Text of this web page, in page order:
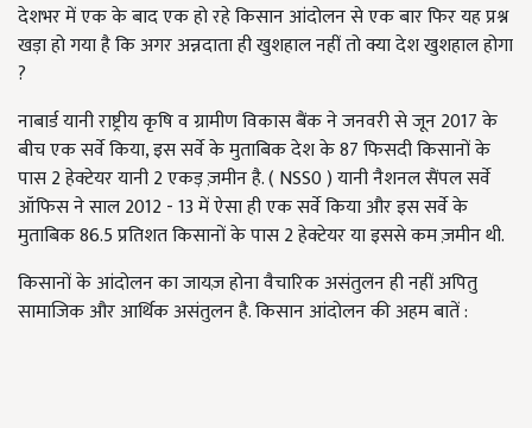
देशभर में एक के बाद एक हो रहे किसान आंदोलन से एक बार फिर यह प्रश्न
खड़ा हो गया है कि अगर अन्नदाता ही खुशहाल नहीं तो क्या देश खुशहाल होगा
?
नाबार्ड यानी राष्ट्रीय कृषि व ग्रामीण विकास बैंक ने जनवरी से जून 2017 के
बीच एक सर्वे किया, इस सर्वे के मुताबिक देश के 87 फिसदी किसानों के
पास 2 हेक्टेयर यानी 2 एकड़ ज़मीन है. ( NSS0 )यानी नैशनल सैंपल सर्वे
ऑफिस ने साल 2012 - 13 में ऐसा ही एक सर्वे किया और इस सर्वे के
मुताबिक 86.5 प्रतिशत किसानों के पास 2 हेक्टेयर या इससे कम ज़मीन थी.
किसानों के आंदोलन का जायज़ होना वैचारिक असंतुलन ही नहीं अपितु
सामाजिक और आर्थिक असंतुलन है. किसान आंदोलन की अहम बातें :